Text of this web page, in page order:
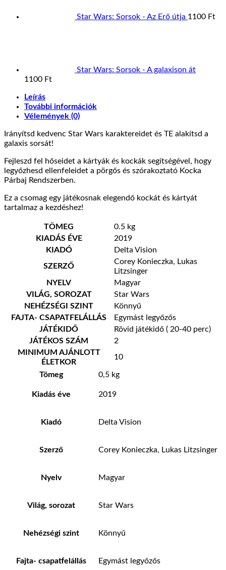
Star Wars: Sorsok - Az Erő útja 1100 Ft
Star Wars: Sorsok - A galaxison át
1100 Ft
Leírás
További információk
Vélemények (0)
Irányítsd kedvenc Star Wars karaktereidet és TE alakítsd a
galaxis sorsát!
Fejleszd fel hőseidet a kártyák és kockák segítségével, hogy
legyőzhesd ellenfeleidet a pörgős és szórakoztató Kocka
Párbaj Rendszerben.
Ez a csomag egy játékosnak elegendő kockát és kártyát
tartalmaz a kezdéshez!
TÖMEG
0.5 kg
KIADÁS ÉVE
2019
KIADÓ
Delta Vision
SZERZŐ
Corey Konieczka, Lukas
Litzsinger
NYELV
Magyar
VILÁG, SOROZAT
Star Wars
NEHÉZSÉGI SZINT
Könnyű
FAJTA- CSAPATFELÁLLÁS
Egymást legyőzős
JÁTÉKIDŐ
Rövid játékidő ( 20-40 perc)
JÁTÉKOS SZÁM
2
MINIMUM AJÁNLOTT
ÉLETKOR
10
Tömeg 0,5 kg
Kiadás éve 2019
Kiadó Delta Vision
Szerző Corey Konieczka, Lukas Litzsinger
Nyelv Magyar
Világ, sorozat Star Wars
Nehézségi szint Könnyű
Fajta- csapatfelállás Egymást legyőzős